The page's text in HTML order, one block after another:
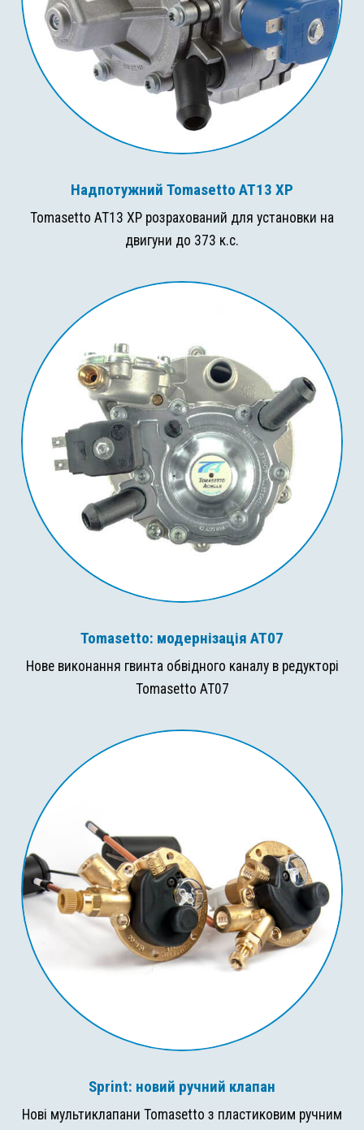
Надпотужний Tomasetto AT13 XP
Tomasetto AT13 XP розрахований для установки на
двигуни до 373 к.с.
Tomasetto: модернізація AT07
Нове виконання гвинта обвідного каналу в редукторі
Tomasetto AT07
Sprint: новий ручний клапан
Нові мультиклапани Tomasetto з пластиковим ручним